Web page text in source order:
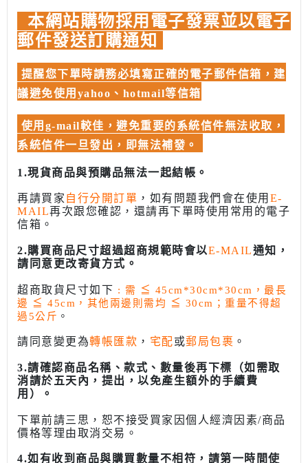
本網站購物採用電子發票並以電子
郵件發送訂購通知
提醒您下單時請務必填寫正確的電子郵件信箱，建
議避免使用yahoo、hotmail等信箱
使用g-mail較佳，避免重要的系統信件無法收取，
系統信件一旦發出，即無法補發。
1.現貨商品與預購品無法一起結帳。
再請買家 自行分開訂單 ，如有問題我們會在使用 E-
MAIL再次跟您確認，還請再下單時使用常用的電子
信箱。
2.購買商品尺寸超過超商規範時會以E-MAIL通知，
請同意更改寄貨方式。
超商取貨尺寸如下 : 需 ≦ 45cm*30cm*30cm，最長
邊 ≦ 45cm，其他兩邊則需均 ≦ 30cm；重量不得超
過5公斤 。
請同意變更為轉帳匯款 ， 宅配或郵局包裹 。
3.請確認商品名稱、款式、數量後再下標（如需取
消請於五天內，提出，以免產生額外的手續費
用）。
下單前請三思，恕不接受買家因個人經濟因素/商品
價格等理由取消交易。
4.如有收到商品與購買數量不相符，請第一時間使